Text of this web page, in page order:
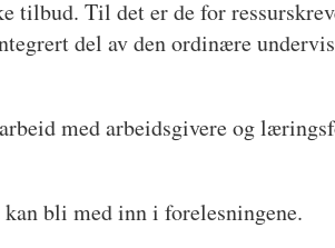
Til det er de for
del av den ordinære
med arbeidsgivere og
bli med inn i forelesningene.